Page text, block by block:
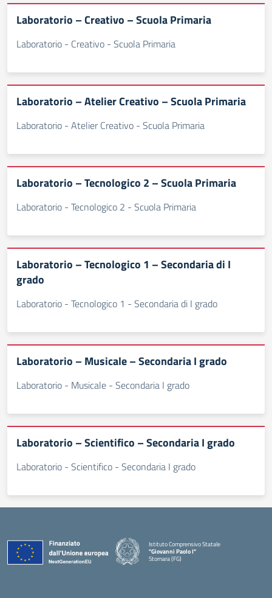
Laboratorio – Creativo – Scuola Primaria
Laboratorio - Creativo - Scuola Primaria
Laboratorio – Atelier Creativo – Scuola Primaria
Laboratorio - Atelier Creativo - Scuola Primaria
Laboratorio – Tecnologico 2 – Scuola Primaria
Laboratorio - Tecnologico 2 - Scuola Primaria
Laboratorio – Tecnologico 1 – Secondaria di I
grado
Laboratorio - Tecnologico 1 - Secondaria di I grado
Laboratorio – Musicale – Secondaria I grado
Laboratorio - Musicale - Secondaria I grado
Laboratorio – Scientifico – Secondaria I grado
Laboratorio - Scientifico - Secondaria I grado
Istituto Comprensivo Statale
"Giovanni Paolo I"
Stornara (FG)